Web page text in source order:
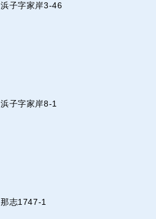
子字家岸3-46
子字家岸8-1
志1747-1